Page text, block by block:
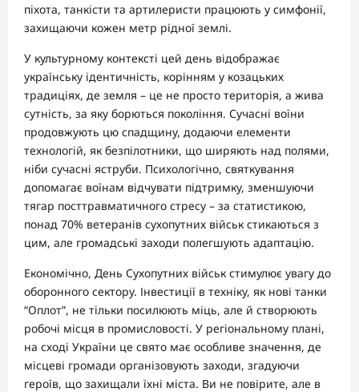
піхота, танкісти та артилеристи працюють у симфонії,
захищаючи кожен метр рідної землі.
У культурному контексті цей день відображає
українську ідентичність, корінням у козацьких
традиціях, де земля – це не просто територія, а жива
сутність, за яку борються покоління. Сучасні воїни
продовжують цю спадщину, додаючи елементи
технологій, як безпілотники, що ширяють над полями,
ніби сучасні яструби. Психологічно, святкування
допомагає воїнам відчувати підтримку, зменшуючи
тягар посттравматичного стресу – за статистикою,
понад 70% ветеранів сухопутних військ стикаються з
цим, але громадські заходи полегшують адаптацію.
Економічно, День Сухопутних військ стимулює увагу до
оборонного сектору. Інвестиції в техніку, як нові танки
“Оплот”, не тільки посилюють міць, але й створюють
робочі місця в промисловості. У регіональному плані,
на сході України це свято має особливе значення, де
місцеві громади організовують заходи, згадуючи
героїв, що захищали їхні міста. Ви не повірите, але в